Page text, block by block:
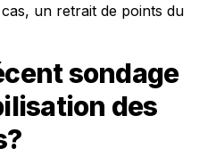
un retrait de points du
sondage
des